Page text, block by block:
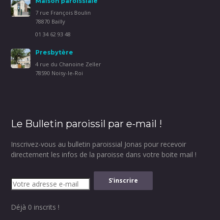
7 rue François Boulin
78870 Bailly
01 34 62 93 48
Presbytère
4 rue du Chanoine Zeller
78590 Noisy-le-Roi
Le Bulletin paroissil par e-mail !
Inscrivez-vous au bulletin paroissial Jonas pour recevoir
directement les infos de la paroisse dans votre boite mail !
Déjà 0 inscrits !